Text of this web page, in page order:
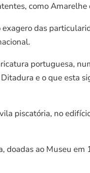
como Amarelhe
das
portuguesa,
e o que esta
piscatória, no
doadas ao Museu